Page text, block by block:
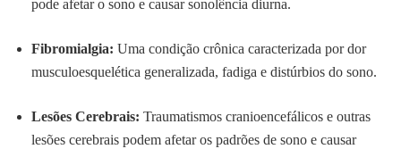
pode afetar o sono e causar sonolência diurna.
Fibromialgia: Uma condição crônica caracterizada por dor
musculoesquelética generalizada, fadiga e distúrbios do sono.
Lesões Cerebrais: Traumatismos cranioencefálicos e outras
lesões cerebrais podem afetar os padrões de sono e causar